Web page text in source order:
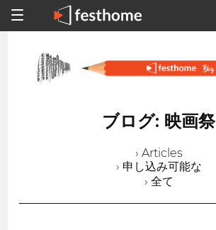
ブログ: 映画祭
› Articles
› 申し込み可能な
› 全て